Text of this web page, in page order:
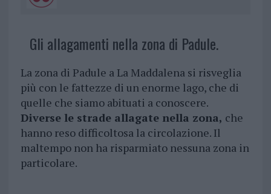
Gli allagamenti nella zona di Padule.
La zona di Padule a La Maddalena si risveglia
più con le fattezze di un enorme lago, che di
quelle che siamo abituati a conoscere.
Diverse le strade allagate nella zona, che
hanno reso difficoltosa la circolazione. Il
maltempo non ha risparmiato nessuna zona in
particolare.